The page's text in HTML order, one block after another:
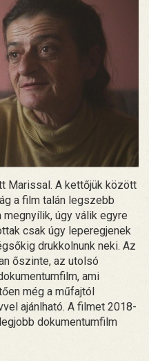
Marissal. A kettőjük között
a film talán legszebb
megnyílik, úgy válik egyre
csak úgy leperegjenek
drukkolnunk neki. Az
őszinte, az utolsó
ami
még a műfajtól
ajánlható. A filmet 2018-
dokumentumfilm